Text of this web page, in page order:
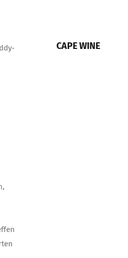
CAPE WINE